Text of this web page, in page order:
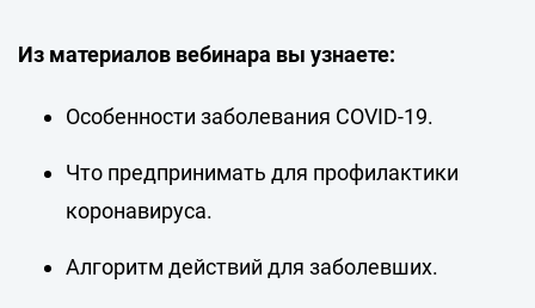
Из материалов вебинара вы узнаете:
Особенности заболевания COVID-19.
Что предпринимать для профилактики
коронавируса.
Алгоритм действий для заболевших.